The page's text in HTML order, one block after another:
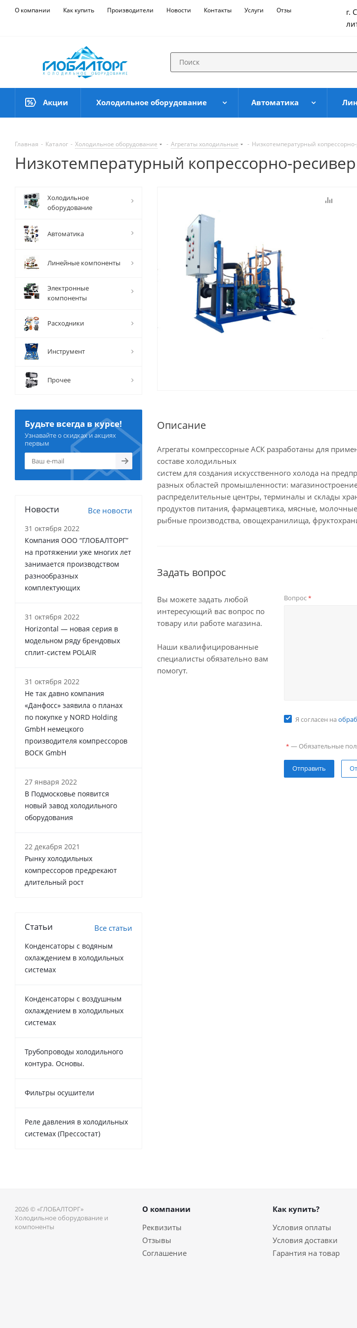
О компании Как купить Производители Новости Контакты Услуги Отзывы
г.
Акции Холодильное оборудование Автоматика
Главная - Каталог - Холодильное оборудование - Агрегаты холодильные - Низкотемпературный
Низкотемпературный копрессорно-
Описание
Агрегаты компрессорные АСК разработаны для
составе холодильных
систем для создания искусственного холода на
разных областей промышленности:
распределительные центры, терминалы и склады
продуктов питания, фармацевтика, мясные,
рыбные производства, овощехранилища,
Задать вопрос
Вы можете задать любой
интересующий вас вопрос по
товару или работе магазина.
Наши квалифицированные
специалисты обязательно вам
помогут.
Вопрос*
Я согласен на
* — Обязательные
Отправить
Холодильное
оборудование
Автоматика
Линейные компоненты
Электронные
компоненты
Расходники
Инструмент
Прочее
Будьте всегда в курсе!
Узнавайте о скидках и акциях
первым
Новости Все новости
31 октября 2022
Компания ООО “ГЛОБАЛТОРГ”
на протяжении уже многих лет
занимается производством
разнообразных
комплектующих
31 октября 2022
Horizontal — новая серия в
модельном ряду брендовых
сплит-систем POLAIR
31 октября 2022
Не так давно компания
«Данфосс» заявила о планах
по покупке у NORD Holding
GmbH немецкого
производителя компрессоров
BOCK GmbH
27 января 2022
В Подмосковье появится
новый завод холодильного
оборудования
22 декабря 2021
Рынку холодильных
компрессоров предрекают
длительный рост
Статьи Все статьи
Конденсаторы с водяным
охлаждением в холодильных
системах
Конденсаторы с воздушным
охлаждением в холодильных
системах
Трубопроводы холодильного
контура. Основы.
Фильтры осушители
Реле давления в холодильных
системах (Прессостат)
2026 © «ГЛОБАЛТОРГ»
Холодильное оборудование и
компоненты
О компании
Реквизиты
Отзывы
Соглашение
Как купить?
Условия оплаты
Условия доставки
Гарантия на товар